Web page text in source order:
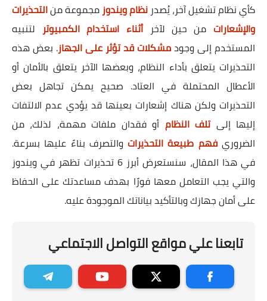
كأي نظام تشغيل آخر، يُصدر نظام ويندوزمجموعة منالتحذيرات
والإشعاراتمن حين لآخرأثناء استخدام الكمبيوتر لتنبيه
المستخدم إلى وجودمشكلات قد تؤثر على الجهاز. بعض هذه
التحذيرات يتعلق بأداء النظام، وبعضها الآخر يتعلق بالأمان أو
الأعطال المحتملة في العتاد. صحيح يمكن تجاهل بعض
التحذيرات ولكن هناك إشعارات بعينها قد يؤدي عدم الالتفات
إليها إلىتلف النظام أو فقدان ملفات مهمة، لذلك، من
الضروريفهم طبيعة التحذيراتوالتصرف بناءً عليها بسرعة.
في هذا المقال، سنستعرض أبرز 6 تحذيرات تظهر في ويندوز
والتي يجب التعامل معها فورًا بهدف مساعدتك على الحفاظ
على أمان جهازك وبالتأكيد بياناتك الموجودة عليه.
تابعنا علي مواقع التواصل الاجتماعي